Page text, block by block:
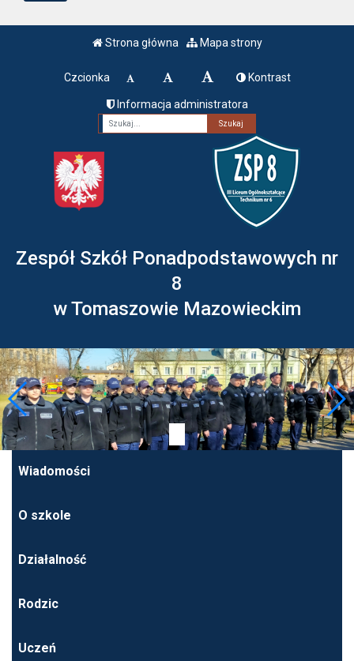
Strona główna Mapa strony
Czcionka Kontrast
Informacja administratora
Fraza
Zespół Szkół Ponadpodstawowych nr
8
w Tomaszowie Mazowieckim
Wiadomości
O szkole
Działalność
Rodzic
Uczeń